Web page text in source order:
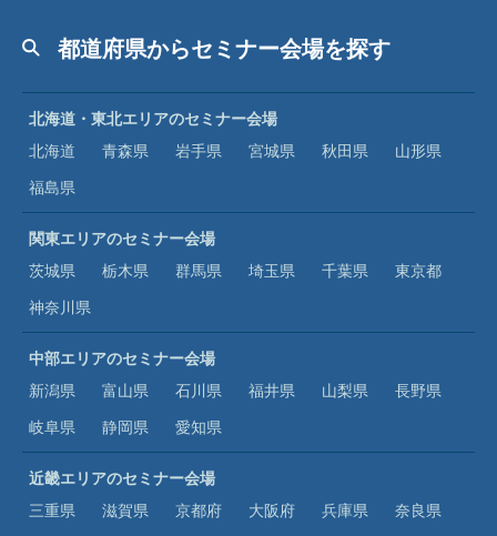
都道府県からセミナー会場を探す
北海道・東北エリアのセミナー会場
北海道
青森県 岩手県 宮城県 秋田県
山形県
福島県
関東エリアのセミナー会場
茨城県
栃木県 群馬県 埼玉県 千葉県
東京都
神奈川県
中部エリアのセミナー会場
新潟県
富山県 石川県 福井県 山梨県
長野県
岐阜県
静岡県 愛知県
近畿エリアのセミナー会場
三重県
滋賀県 京都府 大阪府 兵庫県
奈良県